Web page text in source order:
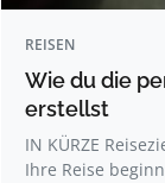
REISEN
Wie du die
erstellst
IN KÜRZE
Ihre Reise